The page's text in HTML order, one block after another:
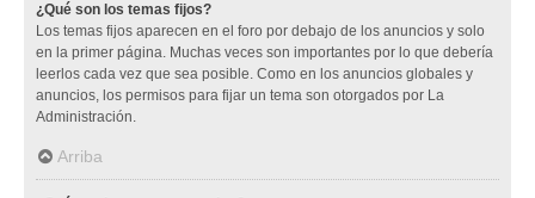
¿Qué son los temas fijos?
Los temas fijos aparecen en el foro por debajo de los anuncios y solo
en la primer página. Muchas veces son importantes por lo que debería
leerlos cada vez que sea posible. Como en los anuncios globales y
anuncios, los permisos para fijar un tema son otorgados por La
Administración.
Arriba